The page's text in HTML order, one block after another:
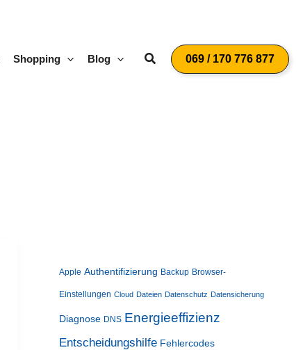
Shopping Blog Suchen069 / 170 776 877
Apple Authentifizierung Backup Browser-
Einstellungen Cloud Dateien Datenschutz Datensicherung
Diagnose DNS Energieeffizienz
Entscheidungshilfe Fehlercodes